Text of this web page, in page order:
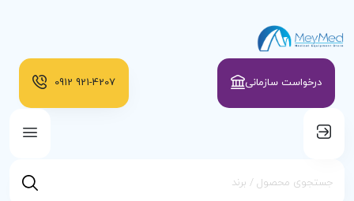
درخواست سازمانی 921-4207
0912